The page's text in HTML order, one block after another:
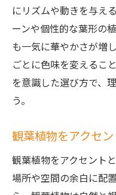
にリズムや動きを与え
ーンや個性的な葉形の
も一気に華やかさが増
ごとに色味を変えるこ
を意識した選び方で、
う。
観葉植物をアクセ
観葉植物をアクセント
場所や空間の余白に配